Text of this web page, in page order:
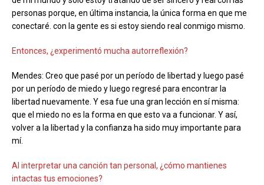
personas porque, en última instancia, la única forma en que me
conectaré. con la gente es si estoy siendo real conmigo mismo.
Entonces, ¿experimentó mucha autorreflexión?
Mendes: Creo que pasé por un período de libertad y luego pasé
por un período de miedo y luego regresé para encontrar la
libertad nuevamente. Y esa fue una gran lección en sí misma:
que el miedo no es la forma en que esto va a funcionar. Y así,
volver a la libertad y la confianza ha sido muy importante para
mí.
Al interpretar una canción tan personal, ¿cómo mantienes
intactas tus emociones?